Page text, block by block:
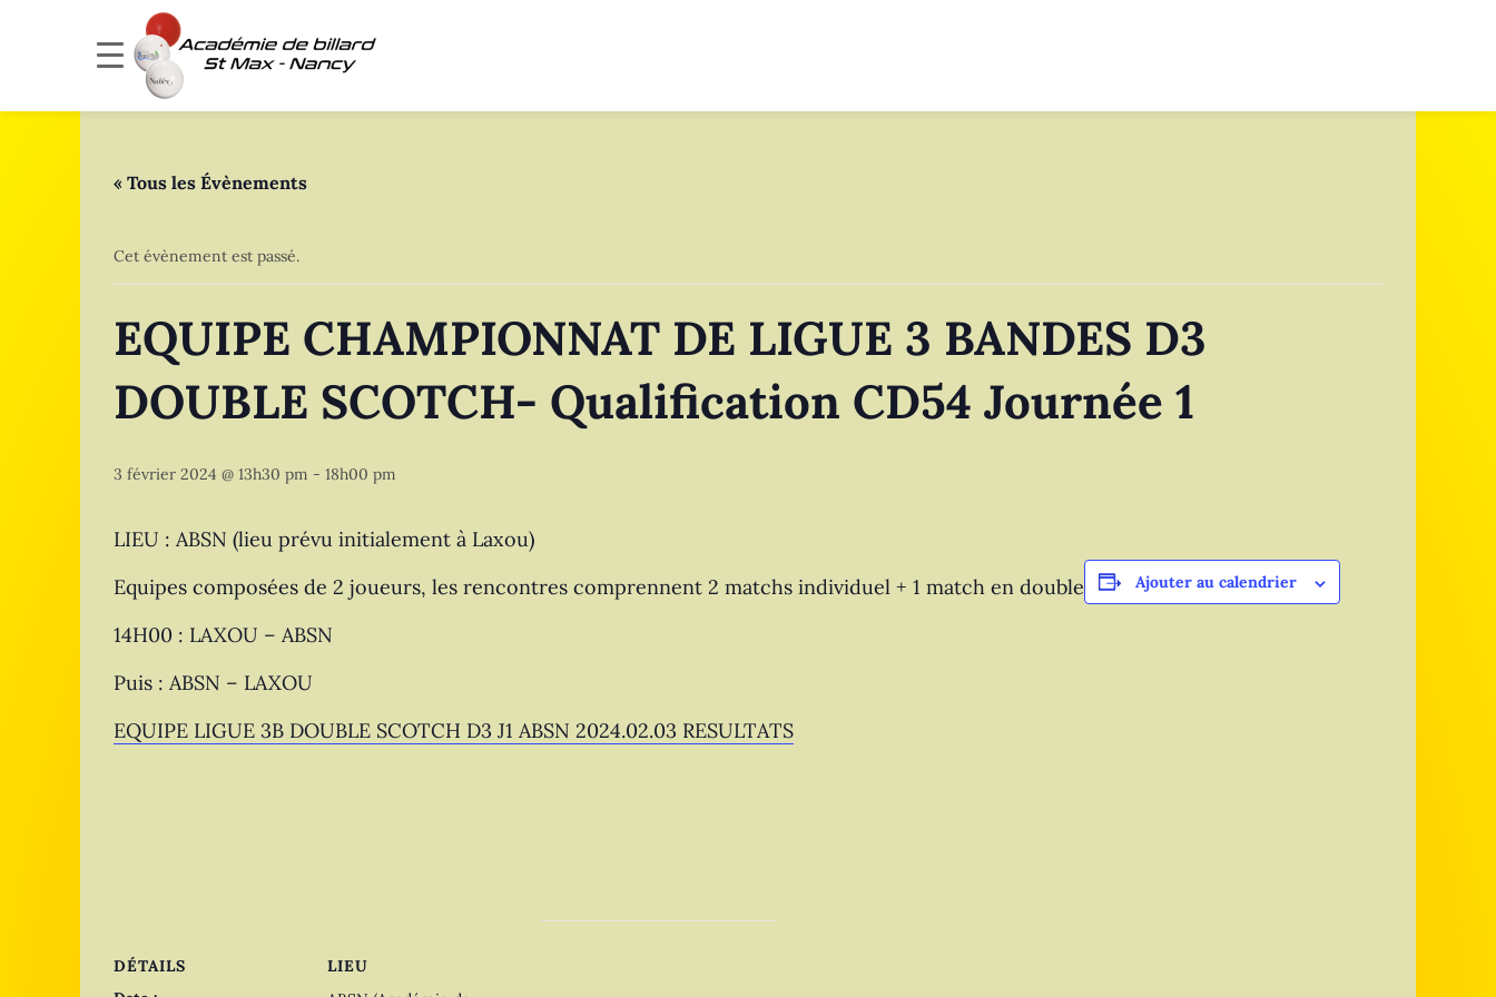
« Tous les Évènements
Cet évènement est passé.
EQUIPE CHAMPIONNAT DE LIGUE 3 BANDES D3
DOUBLE SCOTCH- Qualification CD54 Journée 1
3 février 2024 @ 13h30 pm - 18h00 pm
LIEU : ABSN (lieu prévu initialement à Laxou)
Equipes composées de 2 joueurs, les rencontres comprennent 2 matchs individuel + 1 match en double
14H00 : LAXOU – ABSN
Puis : ABSN – LAXOU
EQUIPE LIGUE 3B DOUBLE SCOTCH D3 J1 ABSN 2024.02.03 RESULTATS
Ajouter au calendrier
DÉTAILS
LIEU